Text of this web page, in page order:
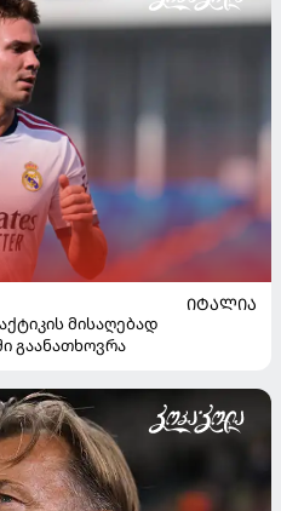
ᲘᲢᲐᲚᲘᲐ
მისაღებად
გაანათხოვრა